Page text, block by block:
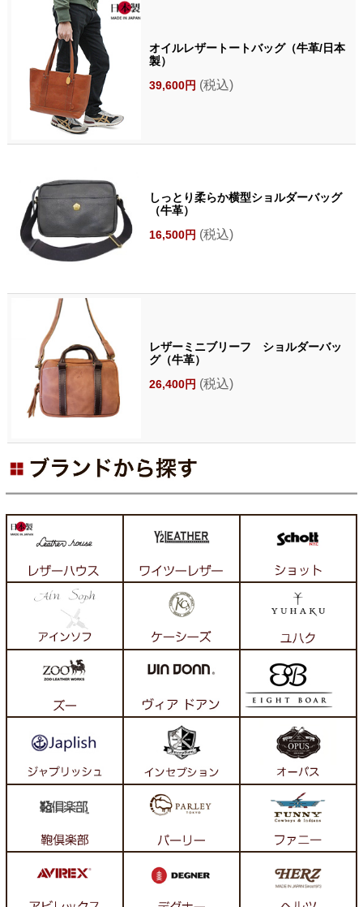
オイルレザートートバッグ（牛革/日本
製）
39,600円 (税込)
しっとり柔らか横型ショルダーバッグ
（牛革）
16,500円 (税込)
レザーミニブリーフ ショルダーバッ
グ（牛革）
26,400円 (税込)